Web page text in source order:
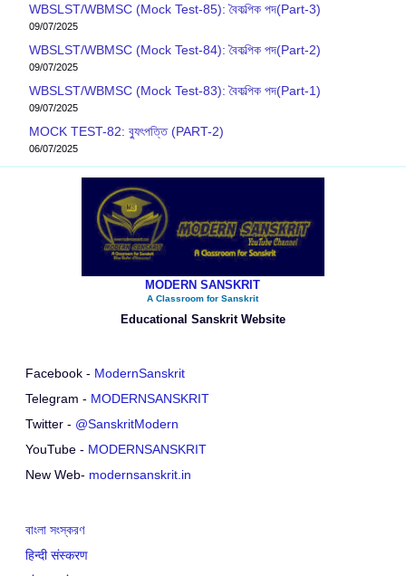
WBSLST/WBMSC (Mock Test-85): বৈকল্পিক পদ(Part-3)
09/07/2025
WBSLST/WBMSC (Mock Test-84): বৈকল্পিক পদ(Part-2)
09/07/2025
WBSLST/WBMSC (Mock Test-83): বৈকল্পিক পদ(Part-1)
09/07/2025
MOCK TEST-82: ব‍্যুৎপত্তি (PART-2)
06/07/2025
MODERN SANSKRIT
A Classroom for Sanskrit
Educational Sanskrit Website
Facebook - ModernSanskrit
Telegram - MODERNSANSKRIT
Twitter - @SanskritModern
YouTube - MODERNSANSKRIT
New Web- modernsanskrit.in
বাংলা সংস্করণ
हिन्दी संस्करण